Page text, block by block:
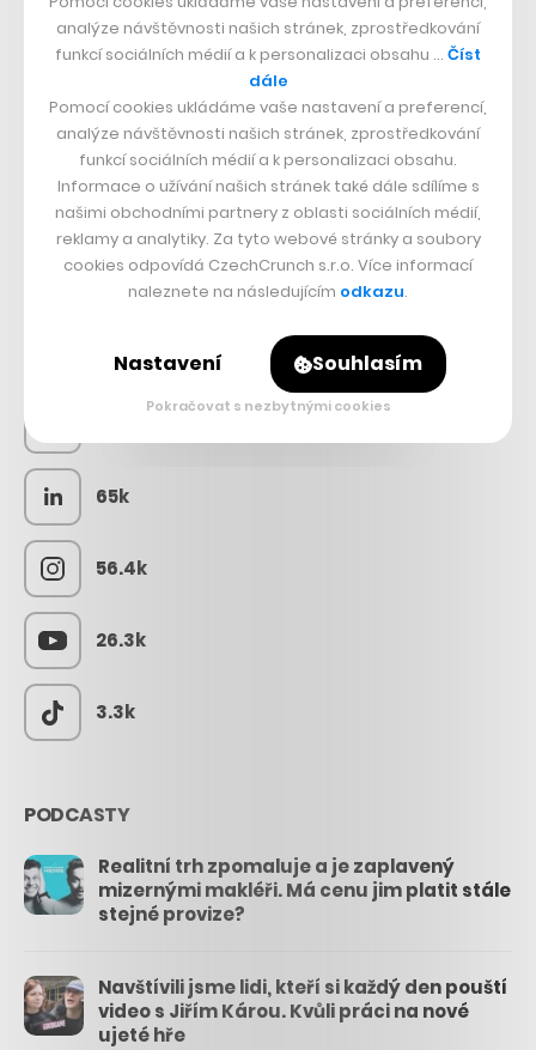
SLEDUJTE NÁS
73k
65k
56.4k
26.3k
3.3k
PODCASTY
Realitní trh zpomaluje a je zaplavený
mizernými makléři. Má cenu jim platit stále
stejné provize?
Navštívili jsme lidi, kteří si každý den pouští
video s Jiřím Károu. Kvůli práci na nové
ujeté hře
analýze návštěvnosti našich stránek, zprostředkování
funkcí sociálních médií a k personalizaci obsahu … Číst
dále
Pomocí cookies ukládáme vaše nastavení a preferencí,
analýze návštěvnosti našich stránek, zprostředkování
funkcí sociálních médií a k personalizaci obsahu.
Informace o užívání našich stránek také dále sdílíme s
našimi obchodními partnery z oblasti sociálních médií,
reklamy a analytiky. Za tyto webové stránky a soubory
cookies odpovídá CzechCrunch s.r.o. Více informací
naleznete na následujícím odkazu.
Nastavení Souhlasím
Pokračovat s nezbytnými cookies